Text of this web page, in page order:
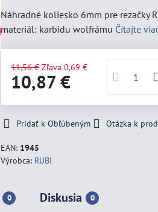
Náhradné koliesko 6mm pre rezačky
materiál: karbidu wolfrámu Čítajte
11,56 € Zľava 0,69 €
10,87 €
Pridať k Obľúbeným Otázka k
EAN: 1945
Výrobca: RUBI
0 Diskusia 0